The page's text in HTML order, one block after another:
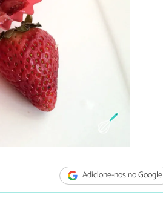
Adicione-nos no Google